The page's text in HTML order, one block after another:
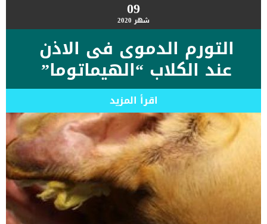
09شهر 2020
التورم الدموى فى الاذن
عند الكلاب “الهيماتوما”
اقرأ المزيد